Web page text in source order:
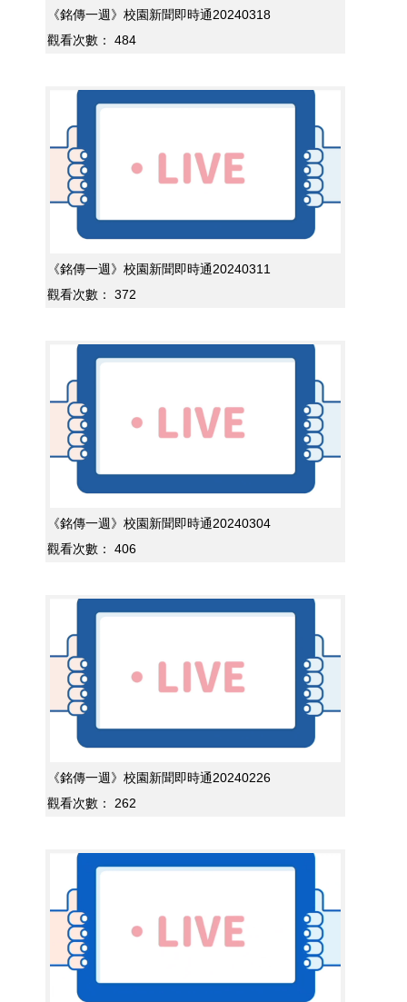
《銘傳一週》校園新聞即時通20240318
觀看次數：
484
《銘傳一週》校園新聞即時通20240311
觀看次數：
372
《銘傳一週》校園新聞即時通20240304
觀看次數：
406
《銘傳一週》校園新聞即時通20240226
觀看次數：
262